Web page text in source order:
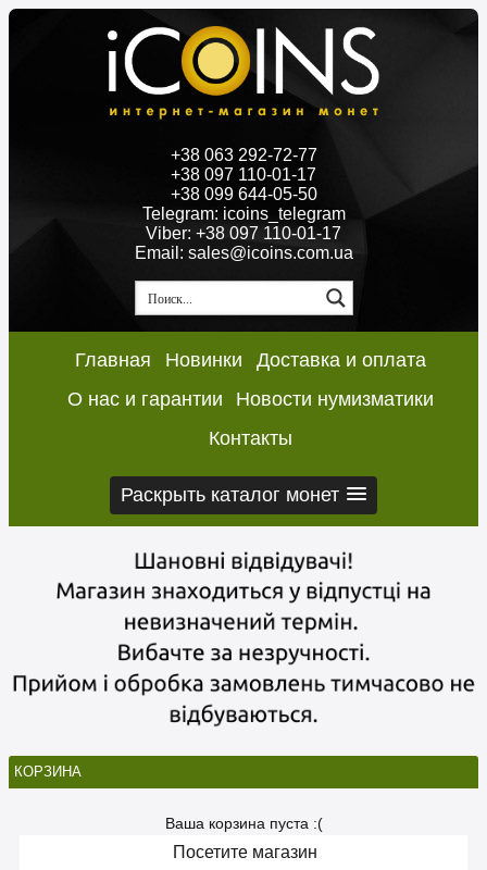
+38 063 292-72-77
+38 097 110-01-17
+38 099 644-05-50
Telegram: icoins_telegram
Viber: +38 097 110-01-17
Email: sales@icoins.com.ua
Главная Новинки
Доставка и оплата
О нас и гарантии
Новости нумизматики
Контакты
Раскрыть каталог монет
КОРЗИНА
Ваша корзина пуста :(
Посетите магазин